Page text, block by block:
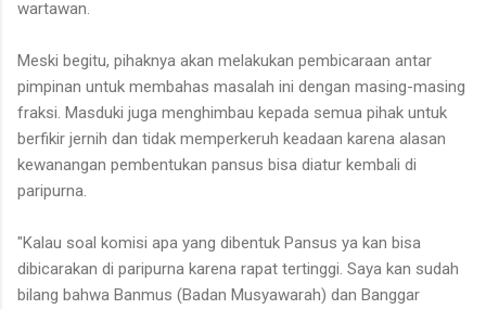
wartawan.
Meski begitu, pihaknya akan melakukan pembicaraan antar
pimpinan untuk membahas masalah ini dengan masing-masing
fraksi. Masduki juga menghimbau kepada semua pihak untuk
berfikir jernih dan tidak memperkeruh keadaan karena alasan
kewanangan pembentukan pansus bisa diatur kembali di
paripurna.
"Kalau soal komisi apa yang dibentuk Pansus ya kan bisa
dibicarakan di paripurna karena rapat tertinggi. Saya kan sudah
bilang bahwa Banmus (Badan Musyawarah) dan Banggar